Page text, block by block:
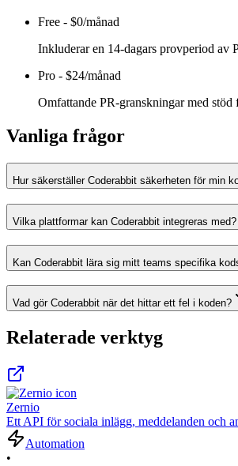
Free - $0/månad
Inkluderar en 14-dagars provperiod av
Pro - $24/månad
Omfattande PR-granskningar med
Vanliga frågor
Hur säkerställer Coderabbit säkerheten för min
Vilka plattformar kan Coderabbit integreras med?
Kan Coderabbit lära sig mitt teams specifika
Vad gör Coderabbit när det hittar ett fel i koden?
Relaterade verktyg
Zernio
Ett API för sociala inlägg, meddelanden och
Automation
•